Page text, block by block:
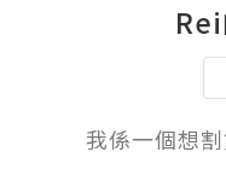
我係一個想